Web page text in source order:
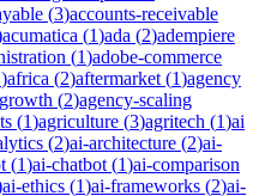
(3)accounts-receivable
acumatica (1)ada (2)adempiere
(1)adobe-commerce
)africa (2)aftermarket (1)agency
(2)agency-scaling
(1)agriculture (3)agritech (1)ai
(2)ai-architecture (2)ai-
(1)ai-chatbot (1)ai-comparison
ai-ethics (1)ai-frameworks (2)ai-